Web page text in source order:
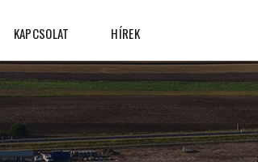
KAPCSOLAT HÍREK